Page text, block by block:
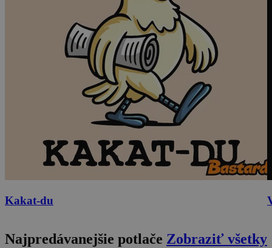
Kakat-du
Najpredávanejšie potlače Zobraziť všetky